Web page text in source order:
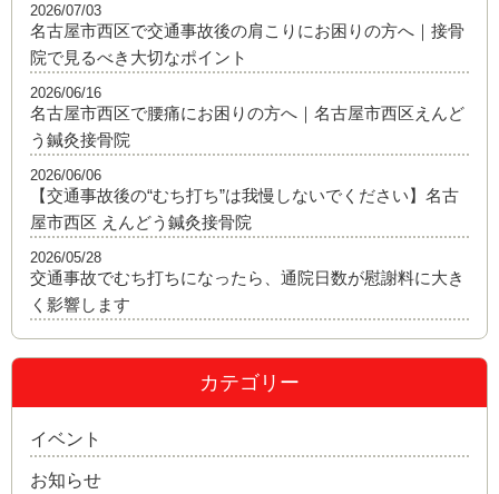
名古屋市西区で交通事故後の肩こりにお困りの方へ｜接骨
院で見るべき大切なポイント
2026/07/03
名古屋市西区で腰痛にお困りの方へ｜名古屋市西区えんど
う鍼灸接骨院
2026/06/16
【交通事故後の“むち打ち”は我慢しないでください】名古
屋市西区 えんどう鍼灸接骨院
2026/06/06
交通事故でむち打ちになったら、通院日数が慰謝料に大き
く影響します
2026/05/28
カテゴリー
イベント
お知らせ